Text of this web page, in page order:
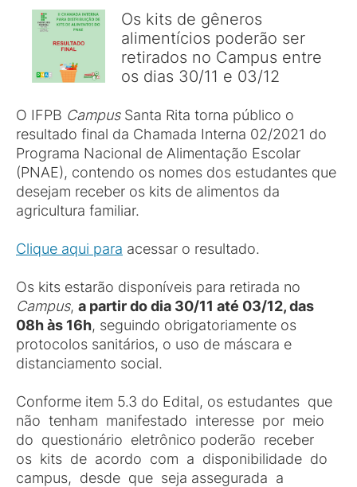
Os kits de gêneros
alimentícios poderão ser
retirados no Campus entre
os dias 30/11 e 03/12
O IFPB CampusSanta Rita torna público o
resultado final da Chamada Interna 02/2021 do
Programa Nacional de Alimentação Escolar
(PNAE), contendo os nomes dos estudantes que
desejam receber os kits de alimentos da
agricultura familiar.
Clique aqui para acessar o resultado.
Os kits estarão disponíveis para retirada no
Campus, a partir do dia 30/11 até 03/12, das
08h às 16h, seguindo obrigatoriamente os
protocolos sanitários, o uso de máscara e
distanciamento social.
Conforme item 5.3 do Edital, os estudantes que
não tenham manifestado interesse por meio
do questionário eletrônico poderão receber
os kits de acordo com a disponibilidade do
campus, desde que seja assegurada a